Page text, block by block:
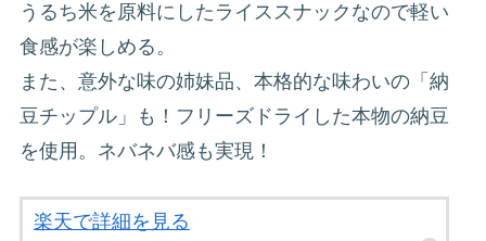
うるち米を原料にしたライススナックなので軽い
食感が楽しめる。
また、意外な味の姉妹品、本格的な味わいの「納
豆チップル」も！フリーズドライした本物の納豆
を使用。ネバネバ感も実現！
楽天で詳細を見る